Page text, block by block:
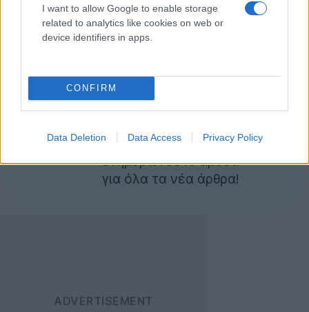
I want to allow Google to enable storage
related to analytics like cookies on web or
device identifiers in apps.
CONFIRM
Data Deletion Data Access Privacy Policy
εμφάνιση της στην αγορά πολύ σύντομα σε 1080p
Android συσκευές.
Ακολουθήστε το
Newsγια να
ενημερώνεστε άμεσα
για όλα τα νέα άρθρα!